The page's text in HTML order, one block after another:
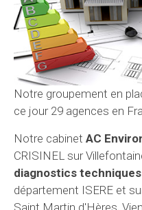
Notre groupement en
ce jour 29 agences en
Notre cabinet AC
CRISINEL sur
diagnostics
département ISERE et